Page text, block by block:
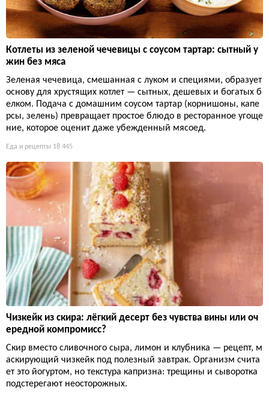
Котлеты из зеленой чечевицы с соусом тартар: сытный у
жин без мяса
Зеленая чечевица, смешанная с луком и специями, образует
основу для хрустящих котлет — сытных, дешевых и богатых б
елком. Подача с домашним соусом тартар (корнишоны, капе
рсы, зелень) превращает простое блюдо в ресторанное угоще
ние, которое оценит даже убежденный мясоед.
Еда и рецепты 18 445
Чизкейк из скира: лёгкий десерт без чувства вины или оч
ередной компромисс?
Скир вместо сливочного сыра, лимон и клубника — рецепт, м
аскирующий чизкейк под полезный завтрак. Организм счита
ет это йогуртом, но текстура капризна: трещины и сыворотка
подстерегают неосторожных.